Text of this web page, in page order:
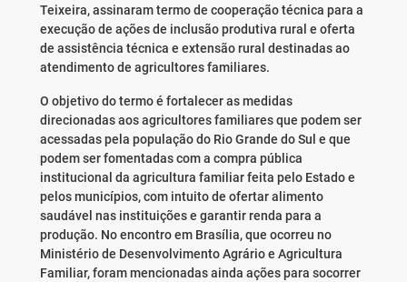
Teixeira, assinaram termo de cooperação técnica para a
execução de ações de inclusão produtiva rural e oferta
de assistência técnica e extensão rural destinadas ao
atendimento de agricultores familiares.
O objetivo do termo é fortalecer as medidas
direcionadas aos agricultores familiares que podem ser
acessadas pela população do Rio Grande do Sul e que
podem ser fomentadas com a compra pública
institucional da agricultura familiar feita pelo Estado e
pelos municípios, com intuito de ofertar alimento
saudável nas instituições e garantir renda para a
produção. No encontro em Brasília, que ocorreu no
Ministério de Desenvolvimento Agrário e Agricultura
Familiar, foram mencionadas ainda ações para socorrer